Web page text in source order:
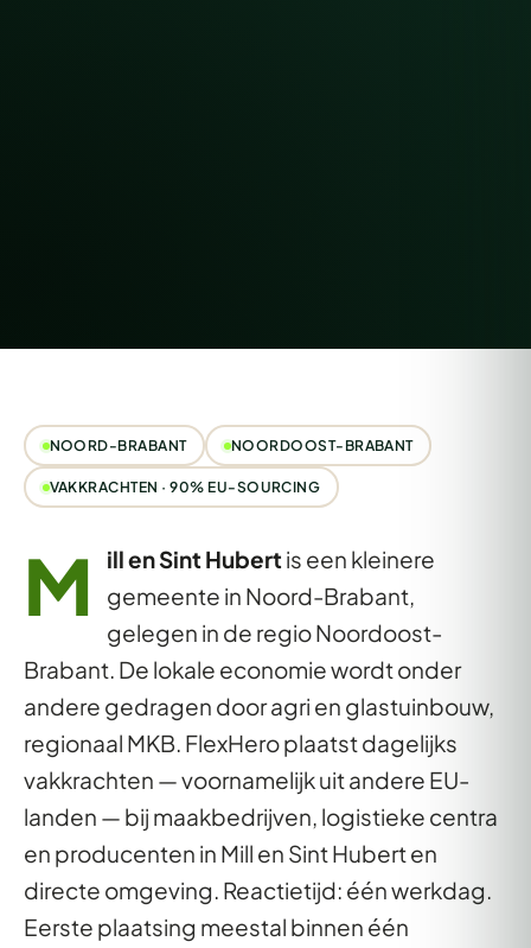
NOORD-BRABANT NOORDOOST-BRABANT
VAKKRACHTEN · 90% EU-SOURCING
M ill en Sint Hubertis een kleinere
gemeente in Noord-Brabant,
gelegen in de regio Noordoost-
Brabant. De lokale economie wordt onder
andere gedragen door agri en glastuinbouw,
regionaal MKB. FlexHero plaatst dagelijks
vakkrachten — voornamelijk uit andere EU-
landen — bij maakbedrijven, logistieke centra
en producenten in Mill en Sint Hubert en
directe omgeving. Reactietijd: één werkdag.
Eerste plaatsing meestal binnen één